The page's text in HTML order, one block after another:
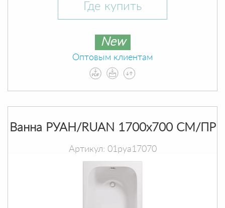
Где купить
New
Оптовым клиентам
Ванна РУАН/RUAN 1700х700 СМ/ПР
Артикул: 01руа17070